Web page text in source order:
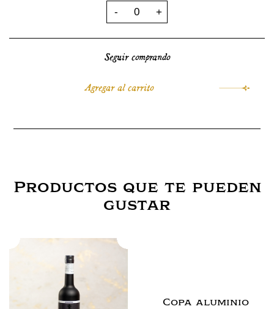
Seguir comprando
Productos que te pueden
gustar
Copa aluminio